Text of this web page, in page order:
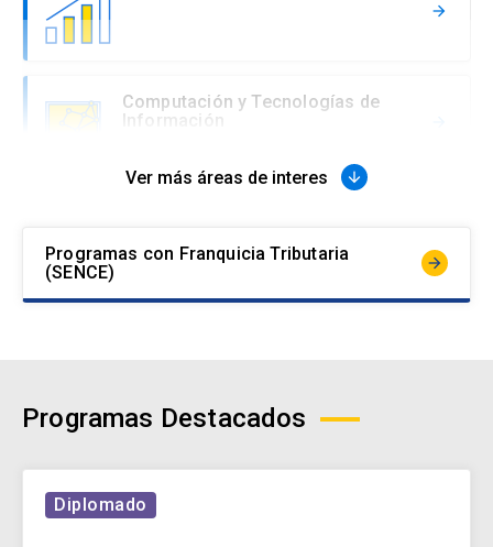
arrow_forward
Computación y Tecnologías de
Información
Educación
Ver más áreas de interes arrow_downward
Programas con Franquicia Tributaria
(SENCE)
arrow_forward
Programas Destacados
Diplomado